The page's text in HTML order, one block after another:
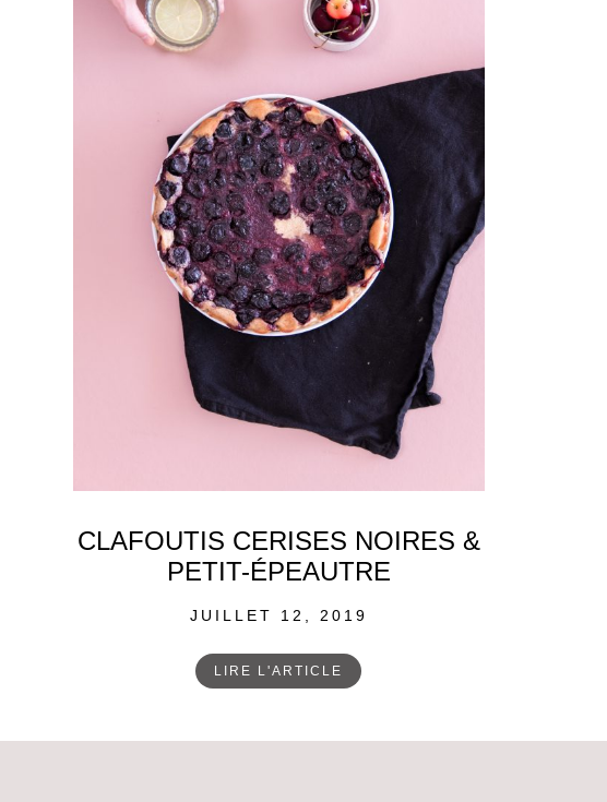
CLAFOUTIS CERISES NOIRES &
PETIT-ÉPEAUTRE
POSTED
JUILLET 12, 2019
LIRE L'ARTICLE